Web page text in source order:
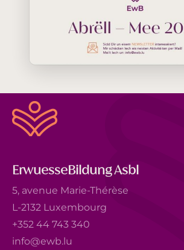
ErwuesseBildung Asbl
5, avenue Marie-Thérèse
L-2132 Luxembourg
+352 44 743 340
info@ewb.lu